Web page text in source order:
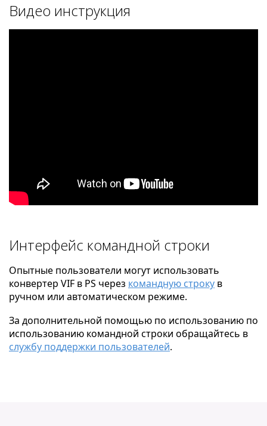
Видео инструкция
Интерфейс командной строки
Опытные пользователи могут использовать
конвертер VIF в PS через командную строку в
ручном или автоматическом режиме.
За дополнительной помощью по использованию по
использованию командной строки обращайтесь в
службу поддержки пользователей.